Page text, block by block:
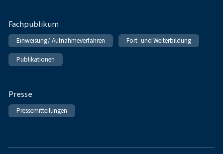
Fachpublikum
Einweisung/ Aufnahmeverfahren Fort- und Weiterbildung
Publikationen
Presse
Pressemitteilungen